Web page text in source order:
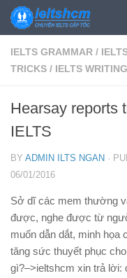
Skip to content
IELTS GRAMMAR /
TRICKS / IELTS WRITING
Hearsay reports
IELTS
BY ADMIN ILTS NGAN ·
06/01/2016
Sở dĩ các mem thường
được, nghe được từ
muốn dẫn dắt, minh họa
tăng sức thuyết phục
gì?–>ieltshcm xin trả lời: